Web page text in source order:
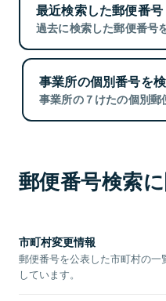
最近検索した郵便番号
過去に検索した郵便番号
事業所の個別番号を
事業所の７けたの個別郵
郵便番号検索
市町村変更情報
郵便番号を公表した市町村の
しています。